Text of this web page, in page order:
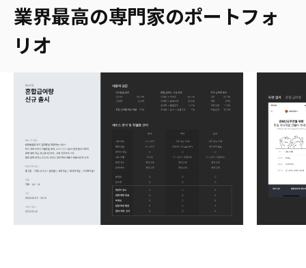
業界最高の専門家のポートフォ
リオ